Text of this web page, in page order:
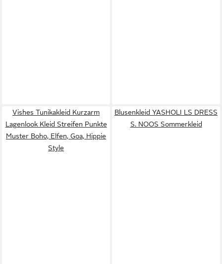
Vishes Tunikakleid Kurzarm
Lagenlook Kleid Streifen Punkte
Muster Boho, Elfen, Goa, Hippie
Style
Blusenkleid YASHOLI LS DRESS
S. NOOS Sommerkleid